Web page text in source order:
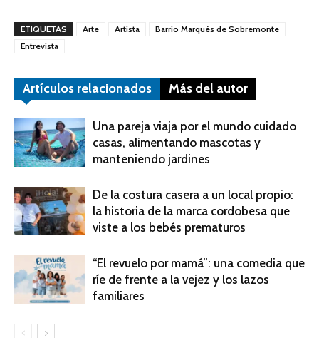
ETIQUETAS Arte Artista
Barrio Marqués de Sobremonte
Entrevista
Artículos relacionados Más del autor
Una pareja viaja por el mundo cuidado
casas, alimentando mascotas y
manteniendo jardines
De la costura casera a un local propio:
la historia de la marca cordobesa que
viste a los bebés prematuros
“El revuelo por mamá”: una comedia que
ríe de frente a la vejez y los lazos
familiares